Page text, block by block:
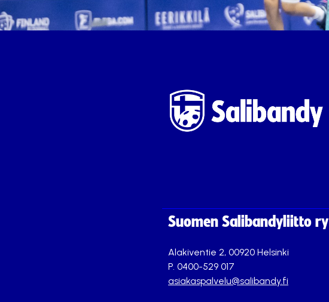
Suomen Salibandyliitto ry
Alakiventie 2, 00920 Helsinki
P. 0400-529 017
asiakaspalvelu@salibandy.fi